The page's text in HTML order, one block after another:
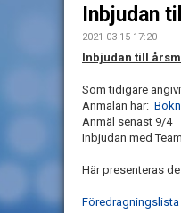
Inbjudan
2021-03-15 17:20
Inbjudan till
Som tidigare
Anmälan här:
Anmäl senast 9/4
Inbjudan med
Här presenteras
Föredragningslista